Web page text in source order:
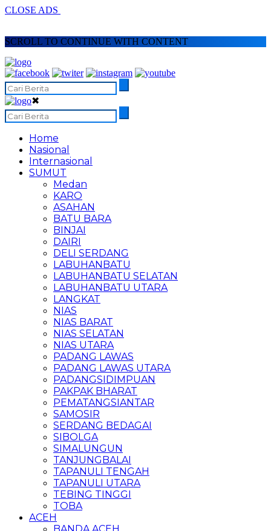
CLOSE ADS
SCROLL TO CONTINUE WITH CONTENT
✖
Home
Nasional
Internasional
SUMUT
Medan
KARO
ASAHAN
BATU BARA
BINJAI
DAIRI
DELI SERDANG
LABUHANBATU
LABUHANBATU SELATAN
LABUHANBATU UTARA
LANGKAT
NIAS
NIAS BARAT
NIAS SELATAN
NIAS UTARA
PADANG LAWAS
PADANG LAWAS UTARA
PADANGSIDIMPUAN
PAKPAK BHARAT
PEMATANGSIANTAR
SAMOSIR
SERDANG BEDAGAI
SIBOLGA
SIMALUNGUN
TANJUNGBALAI
TAPANULI TENGAH
TAPANULI UTARA
TEBING TINGGI
TOBA
ACEH